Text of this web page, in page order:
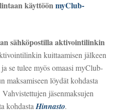
käyttöönmyClub-
sähköpostilla aktivointilinkin
kuittaamisen jälkeen
se tulee myös omaasi myClub-
maksamiseen löydät kohdasta
Vahvistettujen jäsenmaksujen
kohdasta Hinnasto.